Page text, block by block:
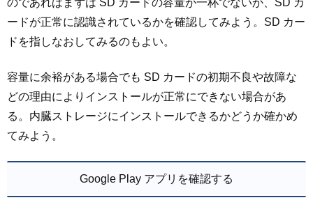
のであればまずは SD カードの容量が一杯でないか、SD カ
ードが正常に認識されているかを確認してみよう。SD カー
ドを指しなおしてみるのもよい。
容量に余裕がある場合でも SD カードの初期不良や故障な
どの理由によりインストールが正常にできない場合があ
る。内臓ストレージにインストールできるかどうか確かめ
てみよう。
Google Play アプリを確認する